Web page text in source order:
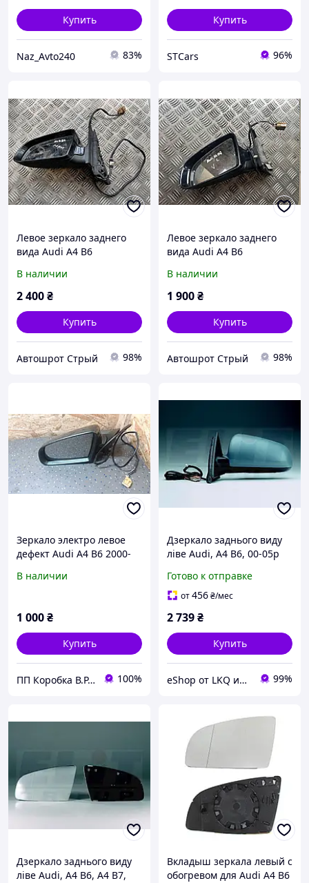
Купить
Naz_Avto240 83%
Купить
STCars 96%
Левое зеркало заднего
вида Audi A4 B6
В наличии
2 400₴
Купить
Автошрот Стрый 98%
Левое зеркало заднего
вида Audi A4 B6
В наличии
1 900₴
Купить
Автошрот Стрый 98%
Зеркало электро левое
дефект Audi A4 B6 2000-
В наличии
1 000₴
Купить
ПП Коробка В.Р. - Автозапчасти 100%
Дзеркало заднього виду
ліве Audi, A4 B6, 00-05р
Готово к отправке
от456₴/мес
2 739₴
Купить
eShop от LKQ интернет-магазин автозапчастей 99%
Дзеркало заднього виду
ліве Audi, A4 B6, A4 B7,
Вкладыш зеркала левый с
обогревом для Audi A4 B6